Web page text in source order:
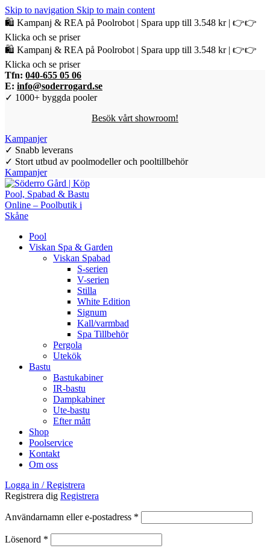
Skip to navigation Skip to main content
🛍️ Kampanj & REA på Poolrobot | Spara upp till 3.548 kr | 👉👉
Klicka och se priser
🛍️ Kampanj & REA på Poolrobot | Spara upp till 3.548 kr | 👉👉
Klicka och se priser
Tfn: 040-655 05 06
E: info@soderrogard.se
✓ 1000+ byggda pooler
Besök vårt showroom!
Kampanjer
✓ Snabb leverans
✓ Stort utbud av poolmodeller och pooltillbehör
Kampanjer
Pool
Viskan Spa & Garden
Viskan Spabad
S-serien
V-serien
Stilla
White Edition
Signum
Kall/varmbad
Spa Tillbehör
Pergola
Utekök
Bastu
Bastukabiner
IR-bastu
Dampkabiner
Ute-bastu
Efter mått
Shop
Poolservice
Kontakt
Om oss
Logga in / Registrera
Registrera dig Registrera
Användarnamn eller e-postadress *
Lösenord *